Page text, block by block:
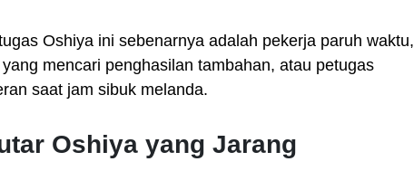
Oshiya ini sebenarnya adalah pekerja paruh waktu,
mencari penghasilan tambahan, atau petugas
saat jam sibuk melanda.
Oshiya yang Jarang